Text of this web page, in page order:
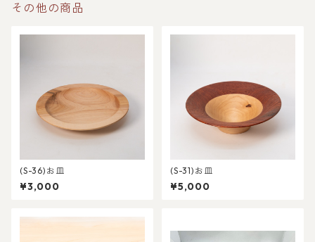
その他の商品
(S-36)お皿
¥3,000
(S-31)お皿
¥5,000